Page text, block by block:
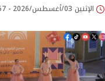
الإثنين 03/أغسطس/2026 - 07:57 م